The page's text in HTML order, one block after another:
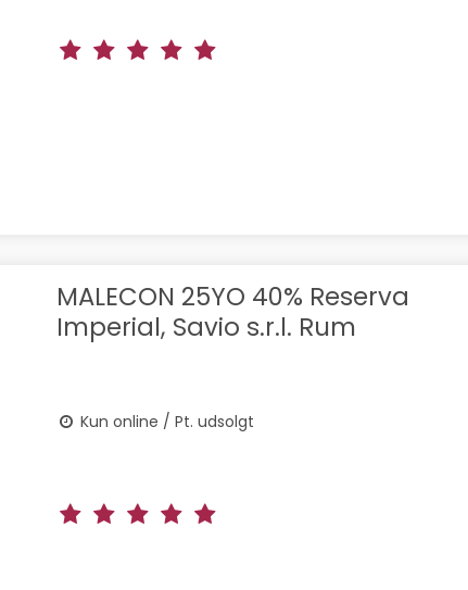
MALECON 25YO 40% Reserva
Imperial, Savio s.r.l. Rum
Kun online / Pt. udsolgt